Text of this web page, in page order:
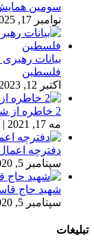
سومین
نوامبر 17, 2025
بیانات
فلسطین
اکتبر 12, 2023
2 خاطره از شهید مهدی زین الدین
مه 17, 2021
|
دفترچه
سپتامبر 5, 2020
شهید حاج
سپتامبر 5, 2020
تبلیغات